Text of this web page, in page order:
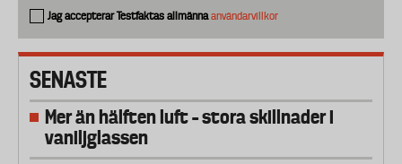
Jag accepterar Testfaktas allmännaanvändarvillkor
SENASTE
Mer än hälften luft – stora skillnader i
vaniljglassen